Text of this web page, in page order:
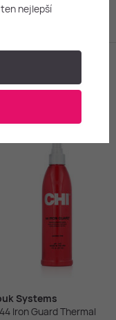
Systems
Iron Guard Thermal
nejlepší